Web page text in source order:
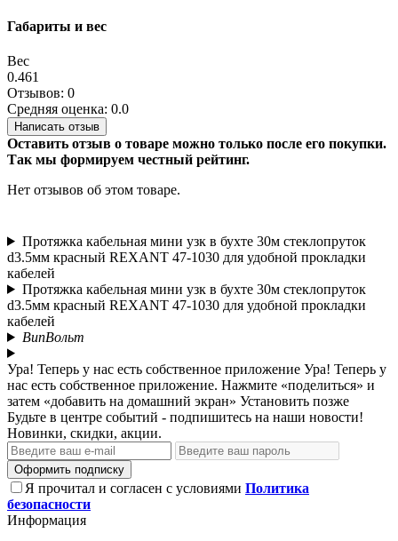
Габариты и вес
Вес
0.461
Отзывов: 0
Средняя оценка: 0.0
Написать отзыв
Оставить отзыв о товаре можно только после его покупки.
Так мы формируем честный рейтинг.
Нет отзывов об этом товаре.
Протяжка кабельная мини узк в бухте 30м стеклопруток
d3.5мм красный REXANT 47-1030 для удобной прокладки
кабелей
Протяжка кабельная мини узк в бухте 30м стеклопруток
d3.5мм красный REXANT 47-1030 для удобной прокладки
кабелей
ВипВольт
Ура! Теперь у нас есть собственное приложение Ура! Теперь у
нас есть собственное приложение. Нажмите «поделиться» и
затем «добавить на домашний экран» Установить позже
Будьте в центре событий - подпишитесь на наши новости!
Новинки, скидки, акции.
Оформить подписку
Я прочитал и согласен с условиями Политика
безопасности
Информация